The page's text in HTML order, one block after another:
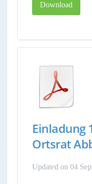
Download
Einladung
Ortsrat
Updated on 04